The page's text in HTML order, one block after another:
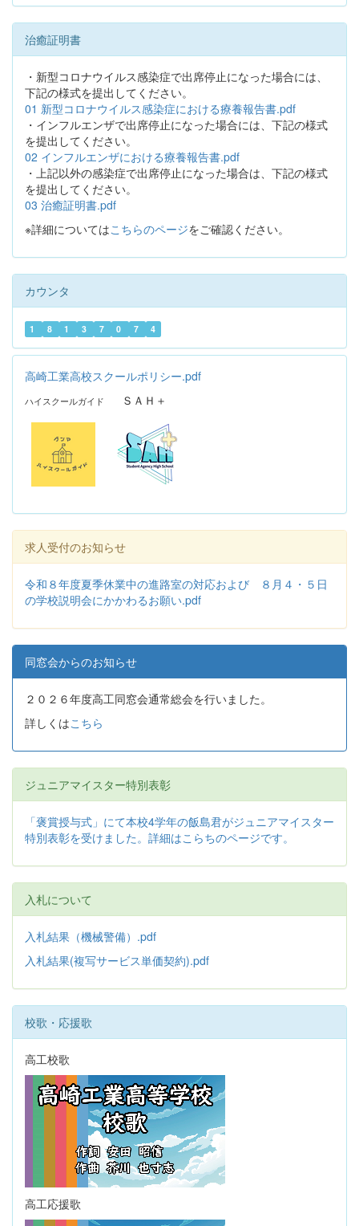
治癒証明書
・新型コロナウイルス感染症で出席停止になった場合には、
下記の様式を提出してください。
01 新型コロナウイルス感染症における療養報告書.pdf
・インフルエンザで出席停止になった場合には、下記の様式
を提出してください。
02 インフルエンザにおける療養報告書.pdf
・上記以外の感染症で出席停止になった場合は、下記の様式
を提出してください。
03 治癒証明書.pdf
※詳細についてはこちらのページをご確認ください。
カウンタ
1 8 1 3 7 0 7 4
高崎工業高校スクールポリシー.pdf
ハイスクールガイド ＳＡＨ＋
求人受付のお知らせ
令和８年度夏季休業中の進路室の対応および ８月４・５日
の学校説明会にかかわるお願い.pdf
同窓会からのお知らせ
２０２６年度高工同窓会通常総会を行いました。
詳しくはこちら
ジュニアマイスター特別表彰
「褒賞授与式」にて本校4学年の飯島君がジュニアマイスター
特別表彰を受けました。詳細はこらちのページです。
入札について
入札結果（機械警備）.pdf
入札結果(複写サービス単価契約).pdf
校歌・応援歌
高工校歌
高工応援歌